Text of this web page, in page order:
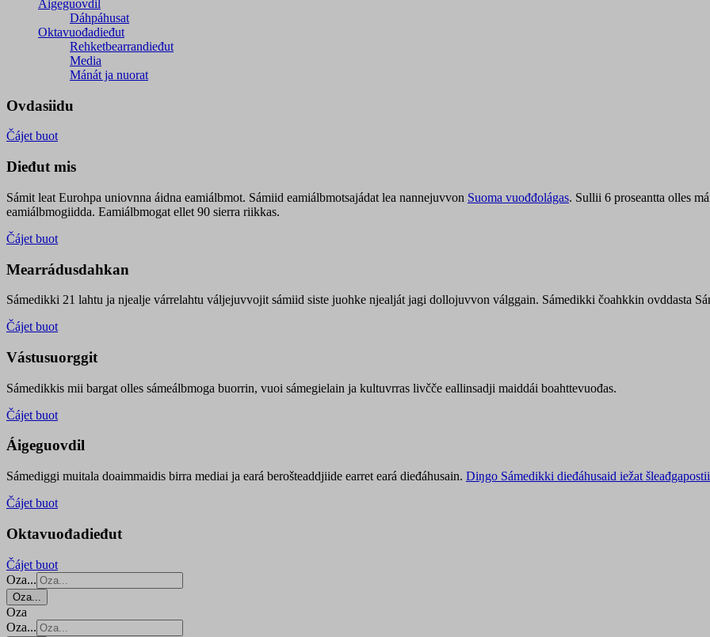
Áigeguovdil
Dáhpáhusat
Oktavuođadieđut
Rehketbearrandieđut
Media
Mánát ja nuorat
Ovdasiidu
Čájet buot
Dieđut mis
Sámit leat Eurohpa uniovnna áidna eamiálbmot. Sámiid eamiálbmotsajádat lea nannejuvvon Suoma vuođđolágas. Sullii 6 proseantta olles
eamiálbmogiidda. Eamiálbmogat ellet 90 sierra riikkas.
Čájet buot
Mearrádusdahkan
Sámedikki 21 lahtu ja njealje várrelahtu váljejuvvojit sámiid siste juohke njealját jagi dollojuvvon válggain. Sámedikki čoahkkin ovddasta
Čájet buot
Vástusuorggit
Sámedikkis mii bargat olles sámeálbmoga buorrin, vuoi sámegielain ja kultuvrras livčče eallinsadji maiddái boahttevuođas.
Čájet buot
Áigeguovdil
Sámediggi muitala doaimmaidis birra mediai ja eará berošteaddjiide earret eará dieđáhusain. Diŋgo Sámedikki dieđáhusaid iežat šleađgapostii
Čájet buot
Oktavuođadieđut
Čájet buot
Oza...
Oza...
Oza
Oza...